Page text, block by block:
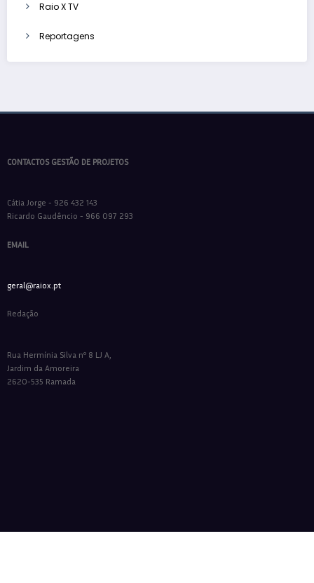
Raio X TV
Reportagens
CONTACTOS GESTÃO DE PROJETOS
Cátia Jorge - 926 432 143
Ricardo Gaudêncio - 966 097 293
EMAIL
geral@raiox.pt
Redação
Rua Hermínia Silva nº 8 LJ A,
Jardim da Amoreira
2620-535 Ramada